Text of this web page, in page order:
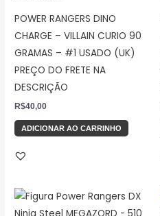
POWER RANGERS DINO
CHARGE – VILLAIN CURIO 90
GRAMAS – #1 USADO (UK)
PREÇO DO FRETE NA
DESCRIÇÃO
R$40,00
ADICIONAR AO CARRINHO